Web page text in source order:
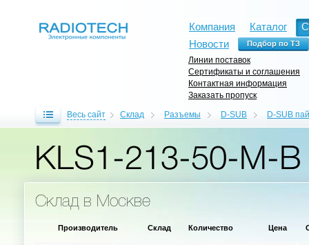
Компания Каталог
Новости
Линии поставок
Сертификаты и соглашения
Контактная информация
Заказать пропуск
Весь сайт Склад Разъемы D-SUB D-SUB
KLS1-213-50-M-B
Склад в Москве
Производитель Склад Количество Цена